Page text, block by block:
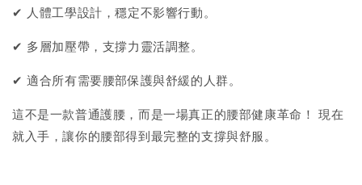
✔ 人體工學設計，穩定不影響行動。
✔ 多層加壓帶，支撐力靈活調整。
✔ 適合所有需要腰部保護與舒緩的人群。
這不是一款普通護腰，而是一場真正的腰部健康革命！ 現在
就入手，讓你的腰部得到最完整的支撐與舒服。